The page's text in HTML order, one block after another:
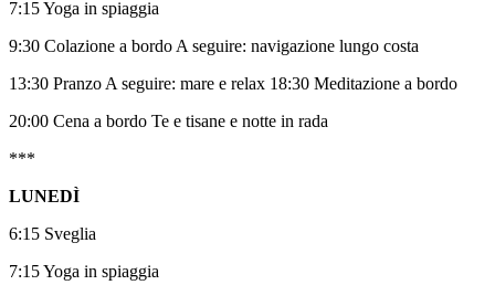
7:15 Yoga in spiaggia
9:30 Colazione a bordo A seguire: navigazione lungo costa
13:30 Pranzo A seguire: mare e relax 18:30 Meditazione a bordo
20:00 Cena a bordo Te e tisane e notte in rada
***
LUNEDÌ
6:15 Sveglia
7:15 Yoga in spiaggia